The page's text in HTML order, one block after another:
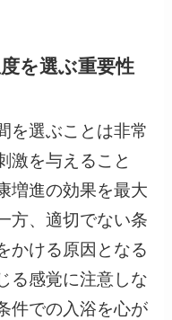
を選ぶ重要性
を選ぶことは非常
激を与えること
増進の効果を最大
方、適切でない条
かける原因となる
る感覚に注意しな
件での入浴を心が